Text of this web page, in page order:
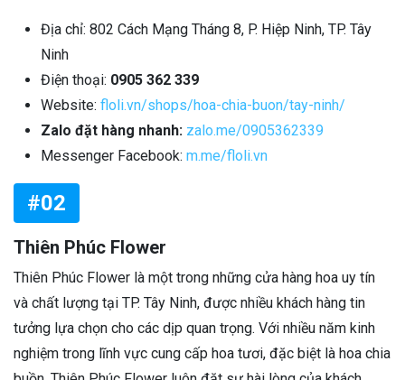
Địa chỉ: 802 Cách Mạng Tháng 8, P. Hiệp Ninh, TP. Tây
Ninh
Điện thoại: 0905 362 339
Website: floli.vn/shops/hoa-chia-buon/tay-ninh/
Zalo đặt hàng nhanh: zalo.me/0905362339
Messenger Facebook: m.me/floli.vn
#02
Thiên Phúc Flower
Thiên Phúc Flower là một trong những cửa hàng hoa uy tín
và chất lượng tại TP. Tây Ninh, được nhiều khách hàng tin
tưởng lựa chọn cho các dịp quan trọng. Với nhiều năm kinh
nghiệm trong lĩnh vực cung cấp hoa tươi, đặc biệt là hoa chia